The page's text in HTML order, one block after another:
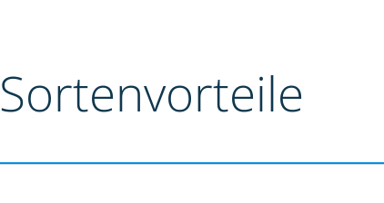
Sortenvorteile